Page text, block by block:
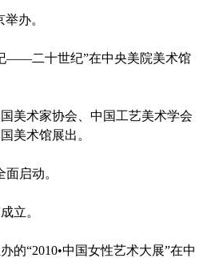
办。
——二十世纪”在中央美院美术馆
美术家协会、中国工艺美术学会
美术馆展出。
启动。
立。
的“2010•中国女性艺术大展”在中